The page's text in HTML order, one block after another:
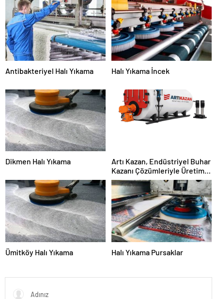
Antibakteriyel Halı Yıkama Halı Yıkama İncek
Dikmen Halı Yıkama
Artı Kazan, Endüstriyel Buhar
Kazanı Çözümleriyle Üretim
Tesislerine Verimli Sistemler
Sunuyor
Ümitköy Halı Yıkama Halı Yıkama Pursaklar